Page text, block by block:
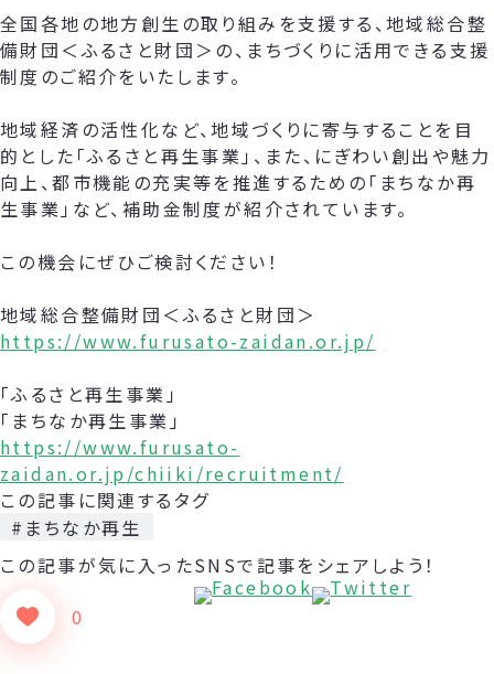
全国各地の地方創生の取り組みを支援する、地域総合整
備財団＜ふるさと財団＞の、まちづくりに活用できる支援
制度のご紹介をいたします。
地域経済の活性化など、地域づくりに寄与することを目
的とした「ふるさと再生事業」、また、にぎわい創出や魅力
向上、都市機能の充実等を推進するための「まちなか再
生事業」など、補助金制度が紹介されています。
この機会にぜひご検討ください！
地域総合整備財団＜ふるさと財団＞
https://www.furusato-zaidan.or.jp/
「ふるさと再生事業」
「まちなか再生事業」
https://www.furusato-
zaidan.or.jp/chiiki/recruitment/
この記事に関連するタグ
#まちなか再生
この記事が気に入った
0
SNSで記事をシェアしよう！